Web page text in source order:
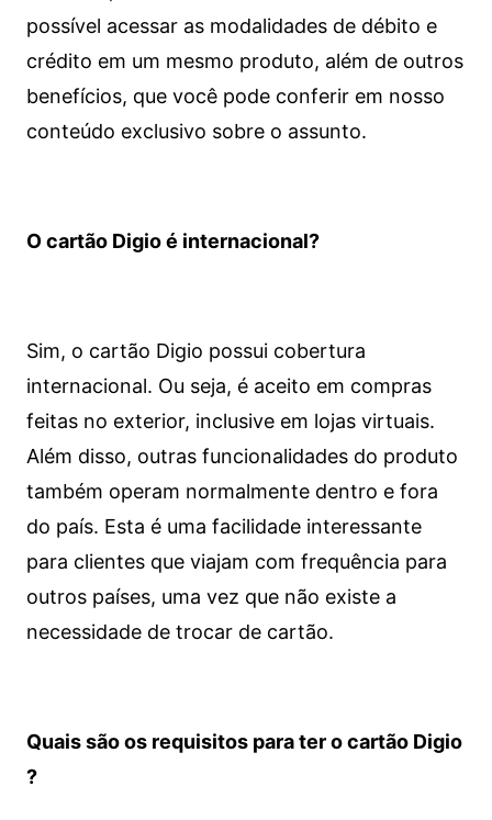
possível acessar as modalidades de débito e
crédito em um mesmo produto, além de outros
benefícios, que você pode conferir em nosso
conteúdo exclusivo sobre o assunto.
O cartão Digio é internacional?
Sim, o cartão Digio possui cobertura
internacional. Ou seja, é aceito em compras
feitas no exterior, inclusive em lojas virtuais.
Além disso, outras funcionalidades do produto
também operam normalmente dentro e fora
do país. Esta é uma facilidade interessante
para clientes que viajam com frequência para
outros países, uma vez que não existe a
necessidade de trocar de cartão.
Quais são os requisitos para ter o cartão Digio
?